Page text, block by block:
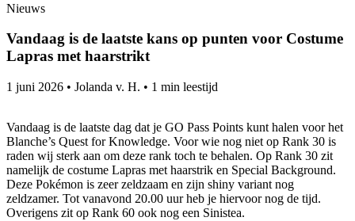
Nieuws
Vandaag is de laatste kans op punten voor Costume
Lapras met haarstrikt
1 juni 2026 • Jolanda v. H. • 1 min leestijd
Vandaag is de laatste dag dat je GO Pass Points kunt halen voor het
Blanche’s Quest for Knowledge. Voor wie nog niet op Rank 30 is
raden wij sterk aan om deze rank toch te behalen. Op Rank 30 zit
namelijk de costume Lapras met haarstrik en Special Background.
Deze Pokémon is zeer zeldzaam en zijn shiny variant nog
zeldzamer. Tot vanavond 20.00 uur heb je hiervoor nog de tijd.
Overigens zit op Rank 60 ook nog een Sinistea.